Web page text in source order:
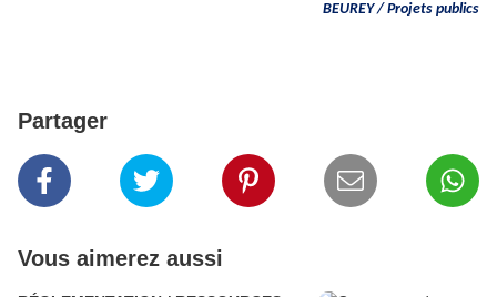
BEUREY / Projets publics
Partager
Vous aimerez aussi